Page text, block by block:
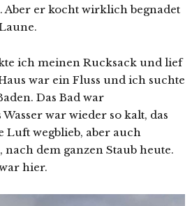
Aber er kocht wirklich begnadet
ich meinen Rucksack und lief
war ein Fluss und ich suchte
Das Bad war
war wieder so kalt, das
Luft wegblieb, aber auch
dem ganzen Staub heute.
hier.